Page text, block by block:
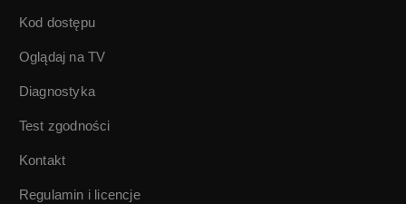
Kod dostępu
Oglądaj na TV
Diagnostyka
Test zgodności
Kontakt
Regulamin i licencje